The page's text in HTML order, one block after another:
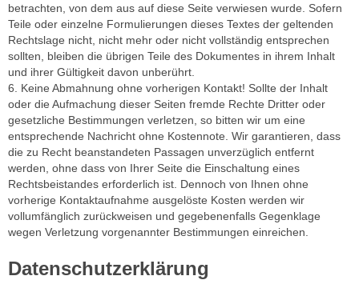
betrachten, von dem aus auf diese Seite verwiesen wurde. Sofern
Teile oder einzelne Formulierungen dieses Textes der geltenden
Rechtslage nicht, nicht mehr oder nicht vollständig entsprechen
sollten, bleiben die übrigen Teile des Dokumentes in ihrem Inhalt
und ihrer Gültigkeit davon unberührt.
6. Keine Abmahnung ohne vorherigen Kontakt! Sollte der Inhalt
oder die Aufmachung dieser Seiten fremde Rechte Dritter oder
gesetzliche Bestimmungen verletzen, so bitten wir um eine
entsprechende Nachricht ohne Kostennote. Wir garantieren, dass
die zu Recht beanstandeten Passagen unverzüglich entfernt
werden, ohne dass von Ihrer Seite die Einschaltung eines
Rechtsbeistandes erforderlich ist. Dennoch von Ihnen ohne
vorherige Kontaktaufnahme ausgelöste Kosten werden wir
vollumfänglich zurückweisen und gegebenenfalls Gegenklage
wegen Verletzung vorgenannter Bestimmungen einreichen.
Datenschutzerklärung